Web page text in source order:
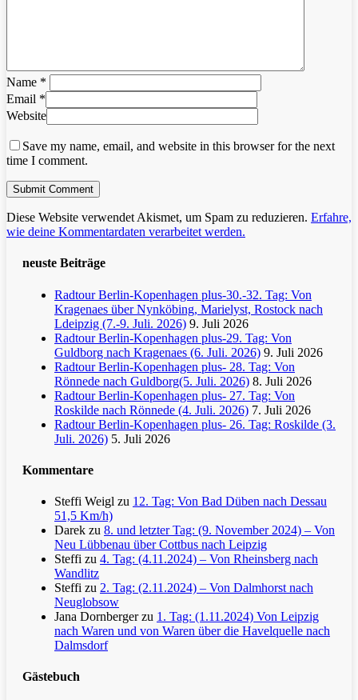
Name *
Email *
Website
Save my name, email, and website in this browser for the next
time I comment.
Diese Website verwendet Akismet, um Spam zu reduzieren. Erfahre,
wie deine Kommentardaten verarbeitet werden.
neuste Beiträge
Radtour Berlin-Kopenhagen plus-30.-32. Tag: Von
Kragenaes über Nynköbing, Marielyst, Rostock nach
Ldeipzig (7.-9. Juli. 2026) 9. Juli 2026
Radtour Berlin-Kopenhagen plus-29. Tag: Von
Guldborg nach Kragenaes (6. Juli. 2026) 9. Juli 2026
Radtour Berlin-Kopenhagen plus- 28. Tag: Von
Rönnede nach Guldborg(5. Juli. 2026) 8. Juli 2026
Radtour Berlin-Kopenhagen plus- 27. Tag: Von
Roskilde nach Rönnede (4. Juli. 2026) 7. Juli 2026
Radtour Berlin-Kopenhagen plus- 26. Tag: Roskilde (3.
Juli. 2026) 5. Juli 2026
Kommentare
Steffi Weigl zu 12. Tag: Von Bad Düben nach Dessau
51,5 Km/h)
Darek zu 8. und letzter Tag: (9. November 2024) – Von
Neu Lübbenau über Cottbus nach Leipzig
Steffi zu 4. Tag: (4.11.2024) – Von Rheinsberg nach
Wandlitz
Steffi zu 2. Tag: (2.11.2024) – Von Dalmhorst nach
Neuglobsow
Jana Dornbergerzu 1. Tag: (1.11.2024) Von Leipzig
nach Waren und von Waren über die Havelquelle nach
Dalmsdorf
Gästebuch